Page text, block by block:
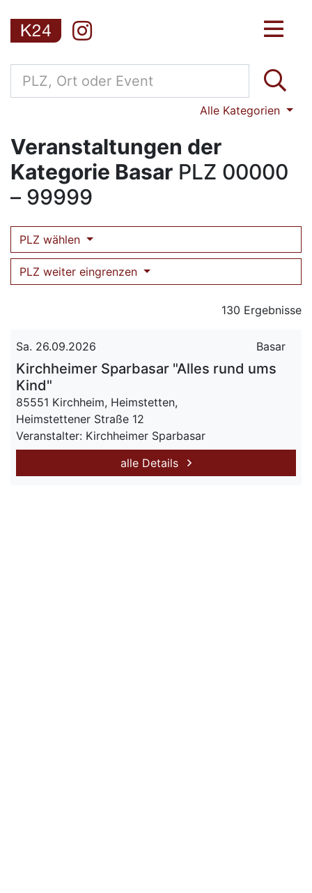
Alle Kategorien
Veranstaltungen der
Kategorie Basar PLZ 00000
– 99999
PLZ wählen
PLZ weiter eingrenzen
130 Ergebnisse
Sa. 26.09.2026 Basar
Kirchheimer Sparbasar "Alles rund ums
Kind"
85551 Kirchheim, Heimstetten,
Heimstettener Straße 12
Veranstalter: Kirchheimer Sparbasar
alle Details